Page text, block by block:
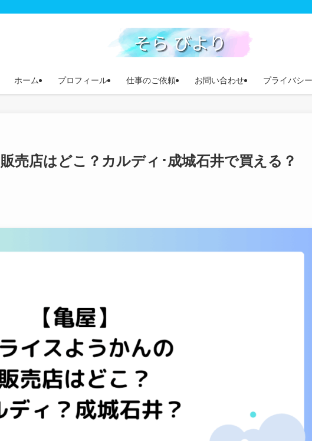
ホーム プロフィール 仕事のご依頼 お問い合わせ プライバシ
売店はどこ？カルディ･成城石井で買える？